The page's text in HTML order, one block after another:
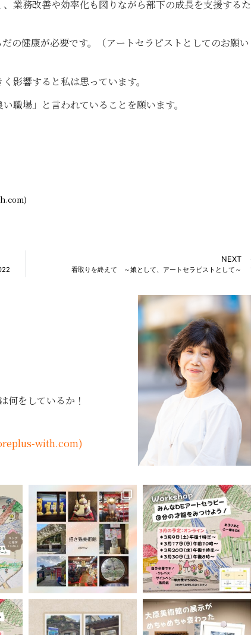
業務改善や効率化も図りながら部下の成長を支援するた
の健康が必要です。（アートセラピストとしてのお願い
影響すると私は思っています。
職場」と言われていることを願います。
NEXT
看取りを終えて ～娘として、アートセラピストとして～
何をしているか！
with.com)